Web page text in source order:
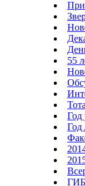
55
Год
Год